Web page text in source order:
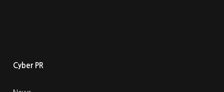
Cyber PR